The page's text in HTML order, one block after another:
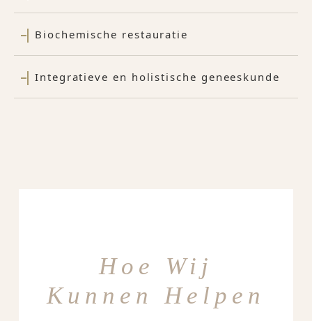
Biochemische restauratie
Integratieve en holistische geneeskunde
Hoe Wij
Kunnen Helpen